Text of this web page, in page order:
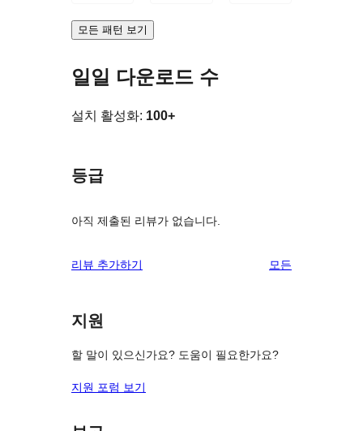
모든 패턴 보기
일일 다운로드 수
설치 활성화: 100+
등급
아직 제출된 리뷰가 없습니다.
리뷰 추가하기 모든
지원
할 말이 있으신가요? 도움이 필요한가요?
지원 포럼 보기